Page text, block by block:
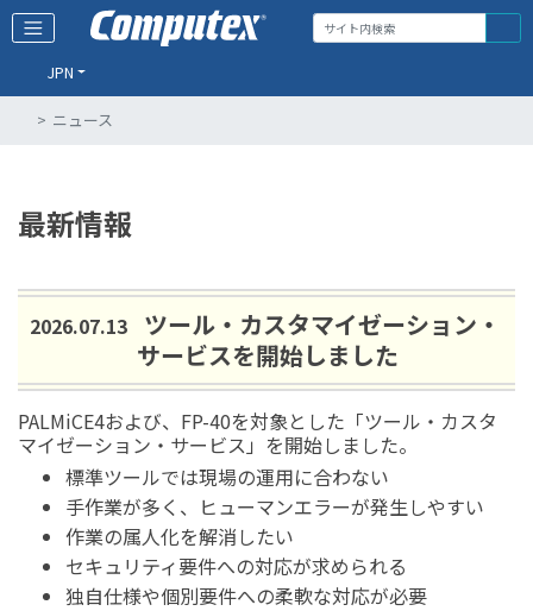
JPN
ニュース
最新情報
2026.07.13
ツール・カスタマイゼーション・
サービスを開始しました
PALMiCE4および、FP-40を対象とした「ツール・カスタ
マイゼーション・サービス」を開始しました。
標準ツールでは現場の運用に合わない
手作業が多く、ヒューマンエラーが発生しやすい
作業の属人化を解消したい
セキュリティ要件への対応が求められる
独自仕様や個別要件への柔軟な対応が必要